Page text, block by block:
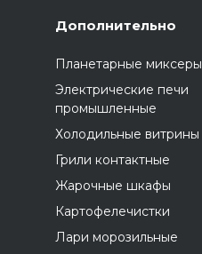
Дополнительно
Планетарные миксеры
Электрические печи
промышленные
Холодильные витрины
Грили контактные
Жарочные шкафы
Картофелечистки
Лари морозильные